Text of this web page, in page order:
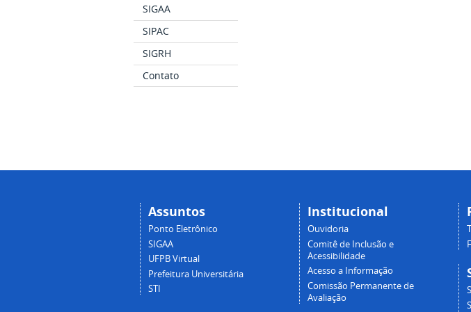
SIGAA
SIPAC
SIGRH
Contato
Assuntos
Ponto Eletrônico
SIGAA
UFPB Virtual
Prefeitura Universitária
STI
Institucional
Ouvidoria
Comitê de Inclusão e
Acessibilidade
Acesso a Informação
Comissão Permanente de
Avaliação